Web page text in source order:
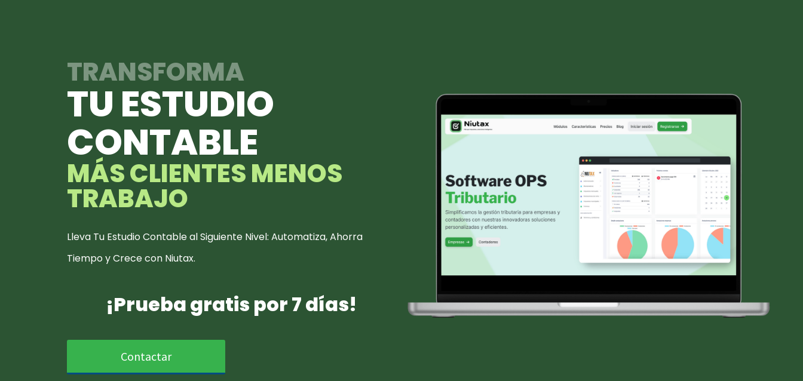
TRANSFORMA
TU ESTUDIO
CONTABLE
MÁS CLIENTES MENOS
TRABAJO
Lleva Tu Estudio Contable al Siguiente Nivel: Automatiza, Ahorra
Tiempo y Crece con Niutax.
¡Prueba gratis por 7 días!
Contactar